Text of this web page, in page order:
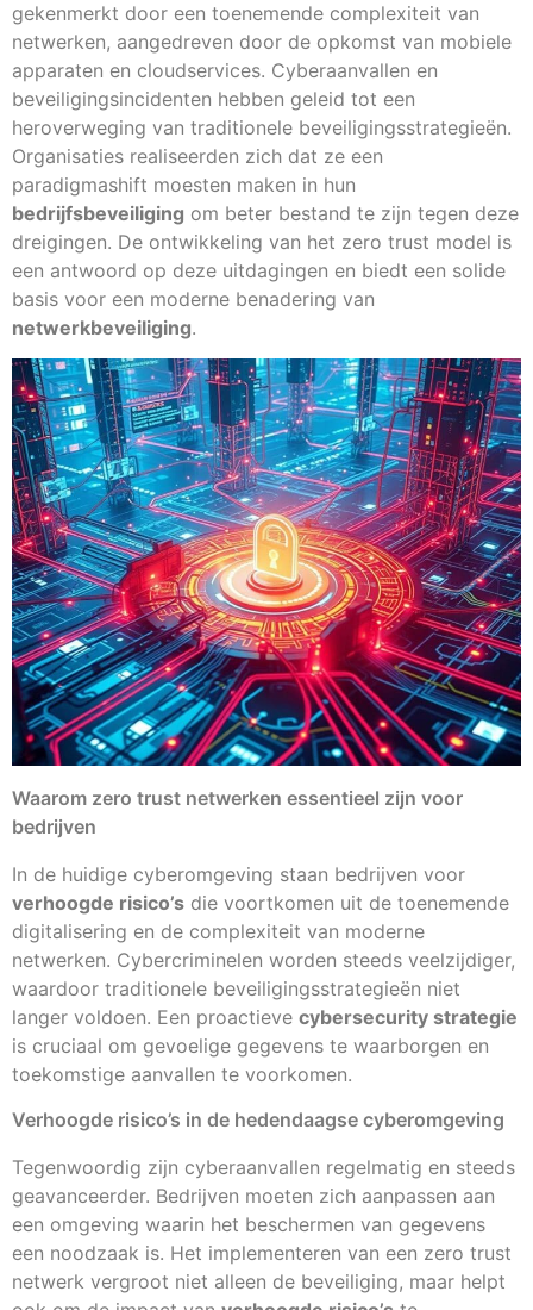
gekenmerkt door een toenemende complexiteit van
netwerken, aangedreven door de opkomst van mobiele
apparaten en cloudservices. Cyberaanvallen en
beveiligingsincidenten hebben geleid tot een
heroverweging van traditionele beveiligingsstrategieën.
Organisaties realiseerden zich dat ze een
paradigmashift moesten maken in hun
bedrijfsbeveiliging om beter bestand te zijn tegen deze
dreigingen. De ontwikkeling van het zero trust model is
een antwoord op deze uitdagingen en biedt een solide
basis voor een moderne benadering van
netwerkbeveiliging.
Waarom zero trust netwerken essentieel zijn voor
bedrijven
In de huidige cyberomgeving staan bedrijven voor
verhoogde risico’s die voortkomen uit de toenemende
digitalisering en de complexiteit van moderne
netwerken. Cybercriminelen worden steeds veelzijdiger,
waardoor traditionele beveiligingsstrategieën niet
langer voldoen. Een proactieve cybersecurity strategie
is cruciaal om gevoelige gegevens te waarborgen en
toekomstige aanvallen te voorkomen.
Verhoogde risico’s in de hedendaagse cyberomgeving
Tegenwoordig zijn cyberaanvallen regelmatig en steeds
geavanceerder. Bedrijven moeten zich aanpassen aan
een omgeving waarin het beschermen van gegevens
een noodzaak is. Het implementeren van een zero trust
netwerk vergroot niet alleen de beveiliging, maar helpt